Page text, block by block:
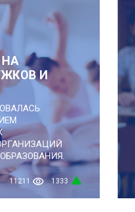
НА
И
11211 1333